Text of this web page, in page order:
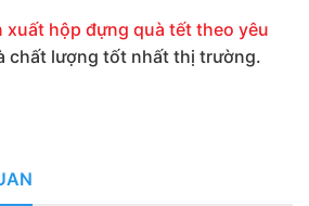
xuất hộp đựng quà tết theo yêu
chất lượng tốt nhất thị trường.